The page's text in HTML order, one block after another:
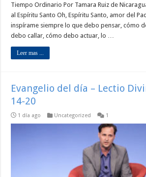
Tiempo Ordinario Por Tamara Ruiz de
al Espíritu Santo Oh, Espíritu Santo, amor del
inspírame siempre lo que debo pensar, cómo
debo callar, cómo debo actuar, lo …
Leer mas ...
Evangelio del día – Lectio
14-20
1 día ago Uncategorized 1